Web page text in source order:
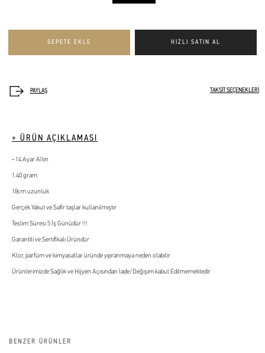
TAKSİT SEÇENEKLERİ
+ ÜRÜN AÇIKLAMASI
14 Ayar Altın
1.40 gram
18cm uzunluk
Gerçek Yakut ve Safir taşlar kullanılmıştır
Teslim Süresi 5 İş Günüdür !!!
Garantili ve Sertifikalı Üründür
Klor, parfüm ve kimyasallar üründe yıpranmaya neden olabilir
Ürünlerimizde Sağlık ve Hijyen Açısından İade/Değişim kabul Edilmemektedir
BENZER ÜRÜNLER